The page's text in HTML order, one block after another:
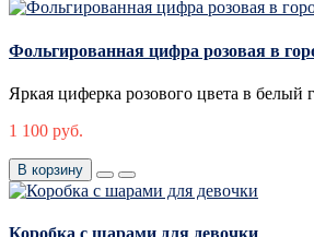
Фольгированная цифра розовая в
Яркая циферка розового цвета в белый
1 100 руб.
В корзину